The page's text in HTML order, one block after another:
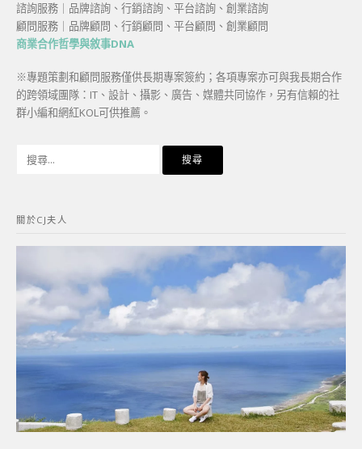
諮詢服務｜品牌諮詢、行銷諮詢、平台諮詢、創業諮詢
顧問服務｜品牌顧問、行銷顧問、平台顧問、創業顧問
商業合作哲學與敘事DNA
※專題策劃和顧問服務僅供長期專案簽約；各項專案亦可與我長期合作
的跨領域團隊：IT、設計、攝影、廣告、媒體共同協作，另有信賴的社
群小編和網紅KOL可供推薦。
字:
關於CJ夫人